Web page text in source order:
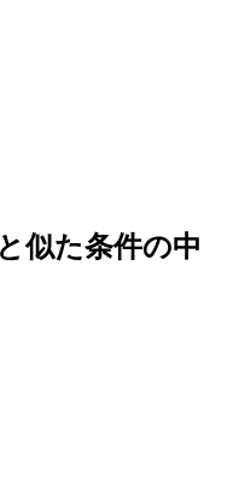
似た条件の中